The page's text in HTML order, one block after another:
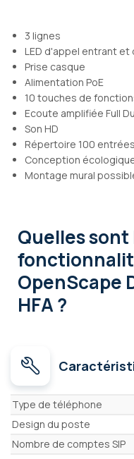
3 lignes
LED d'appel entrant
Prise casque
Alimentation PoE
10 touches de
Ecoute amplifiée Full
Son HD
Répertoire 100 entrées
Conception
Montage mural
Quelles sont
OpenScape
HFA ?
Caractéristiques
Type de téléphone
Design du poste
Nombre de comptes SIP